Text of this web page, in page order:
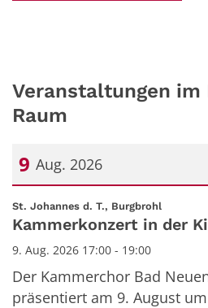
Veranstaltungen im
Raum
9 Aug. 2026
Datum: 9. August 2026
St. Johannes d. T., Burgbrohl
Kammerkonzert in der
9. Aug. 2026 17:00 - 19:00
Der Kammerchor Bad
präsentiert am 9. August